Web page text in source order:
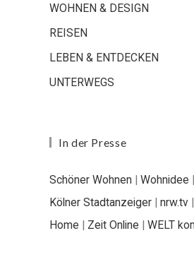
WOHNEN & DESIGN
REISEN
LEBEN & ENTDECKEN
UNTERWEGS
In der Presse
Schöner Wohnen | Wohnidee |
Kölner Stadtanzeiger | nrw.tv |
Home | Zeit Online | WELT